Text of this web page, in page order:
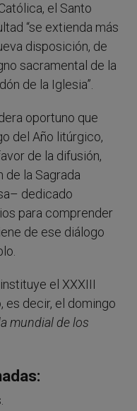
el Santo
“se extienda más
disposición, de
sacramental de la
de la Iglesia”.
oportuno que
del Año litúrgico,
de la difusión,
la Sagrada
dedicado
para comprender
de ese diálogo
el XXXIII
es decir, el domingo
mundial de los